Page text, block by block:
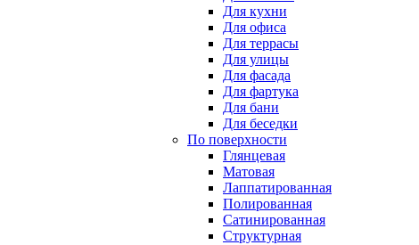
Для кухни
Для офиса
Для террасы
Для улицы
Для фасада
Для фартука
Для бани
Для беседки
По поверхности
Глянцевая
Матовая
Лаппатированная
Полированная
Сатинированная
Структурная